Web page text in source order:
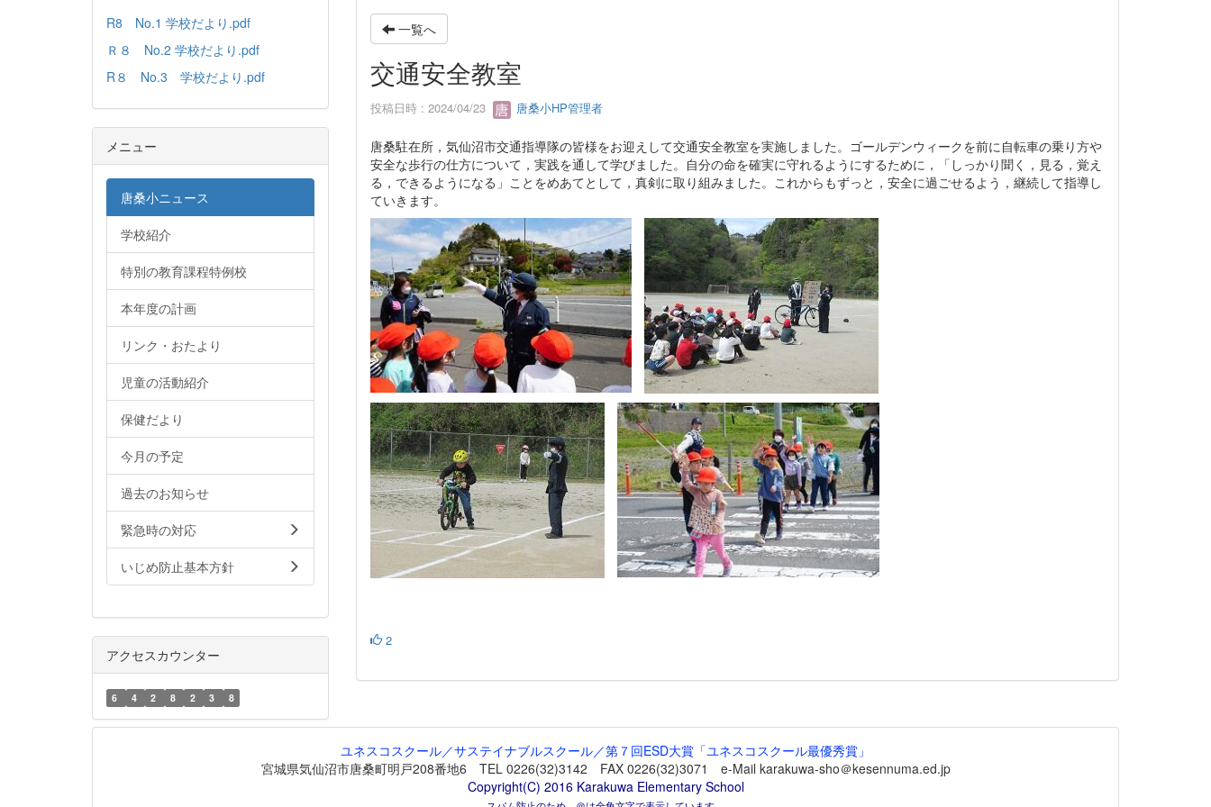
一覧へ
交通安全教室
投稿日時 : 2024/04/23 唐桑小HP管理者
唐桑駐在所，気仙沼市交通指導隊の皆様をお迎えして交通安全教室を実施しました。ゴールデンウィークを前に自転車の乗り方や
安全な歩行の仕方について，実践を通して学びました。自分の命を確実に守れるようにするために，「しっかり聞く，見る，覚え
る，できるようになる」ことをめあてとして，真剣に取り組みました。これからもずっと，安全に過ごせるよう，継続して指導し
ていきます。
2
R8 No.1 学校だより.pdf
Ｒ８ No.2 学校だより.pdf
R８ No.3 学校だより.pdf
メニュー
唐桑小ニュース
学校紹介
特別の教育課程特例校
本年度の計画
リンク・おたより
児童の活動紹介
保健だより
今月の予定
過去のお知らせ
緊急時の対応
いじめ防止基本方針
アクセスカウンター
6 4 2 8 2 3 8
ユネスコスクール／サステイナブルスクール／第７回ESD大賞「ユネスコスクール最優秀賞」
宮城県気仙沼市唐桑町明戸208番地6 TEL 0226(32)3142 FAX 0226(32)3071 e-Mail karakuwa-sho＠kesennuma.ed.jp
Copyright(C) 2016 Karakuwa Elementary School